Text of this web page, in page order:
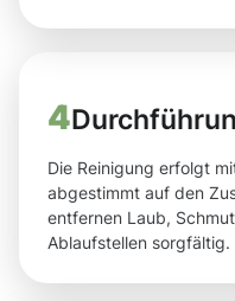
4
Die Reinigung erfolgt
abgestimmt auf den
entfernen Laub,
Ablaufstellen sorgfältig.